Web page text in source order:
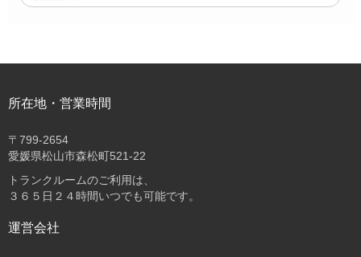
所在地・営業時間
〒 799-2654
愛媛県松山市森松町521-22
トランクルームのご利用は、
３６５日２４時間いつでも可能です。
運営会社